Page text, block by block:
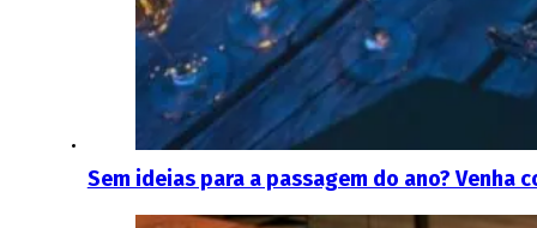
Sem ideias para a passagem do ano? Venha